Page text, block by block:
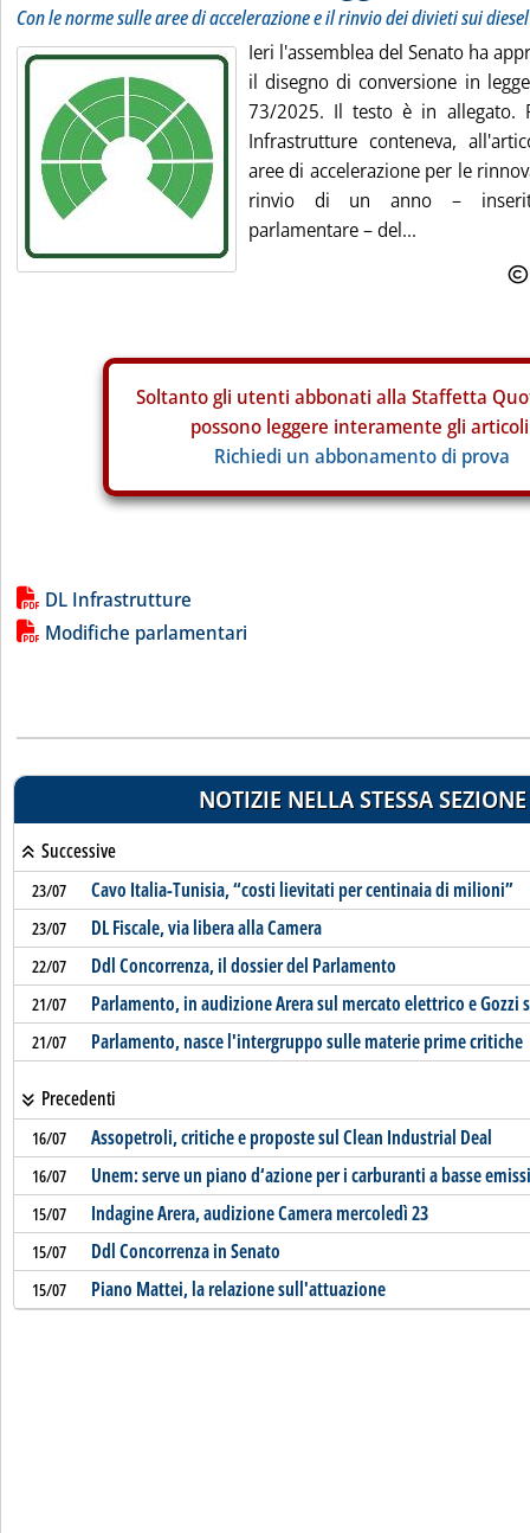
Con le norme sulle aree di accelerazione e il rinvio dei divieti sui
Ieri l'assemblea del Senato ha
il disegno di conversione in
73/2025. Il testo è in allegato.
Infrastrutture conteneva,
aree di accelerazione per le
rinvio di un anno –
parlamentare – del...
Soltanto gli utenti abbonati alla Staffetta
possono leggere interamente gli
Richiedi un abbonamento di prova
Lista allegati PDF alla notizia
DL Infrastrutture
Modifiche parlamentari
NOTIZIE NELLA STESSA SEZIONE
Successive
23/07 Cavo Italia-Tunisia, “costi lievitati per centinaia di milioni”
23/07 DL Fiscale, via libera alla Camera
22/07 Ddl Concorrenza, il dossier del Parlamento
21/07 Parlamento, in audizione Arera sul mercato elettrico e Gozzi
21/07 Parlamento, nasce l'intergruppo sulle materie prime critiche
Precedenti
16/07 Assopetroli, critiche e proposte sul Clean Industrial Deal
16/07 Unem: serve un piano d‘azione per i carburanti a basse
15/07 Indagine Arera, audizione Camera mercoledì 23
15/07 Ddl Concorrenza in Senato
15/07 Piano Mattei, la relazione sull'attuazione